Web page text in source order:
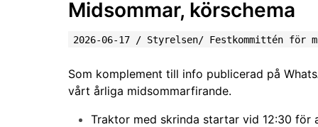
Midsommar, körschema
2026-06-17 / Styrelsen/ Festkommittén för
Som komplement till info publicerad på
vårt årliga midsommarfirande.
Traktor med skrinda startar vid 12:30